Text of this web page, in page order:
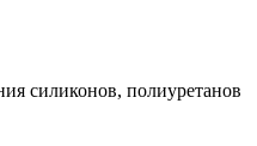
силиконов, полиуретанов